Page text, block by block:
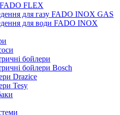
FADO FLEX
для газу FADO INOX GAS
для води FADO INOX
бойлери
бойлери Bosch
Drazice
Tesy